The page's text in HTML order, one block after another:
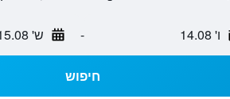
ו' 14.08 - ש' 15.08
חיפוש